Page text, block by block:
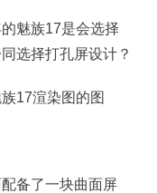
魅族17是会选择
选择打孔屏设计？
17渲染图的图
备了一块曲面屏